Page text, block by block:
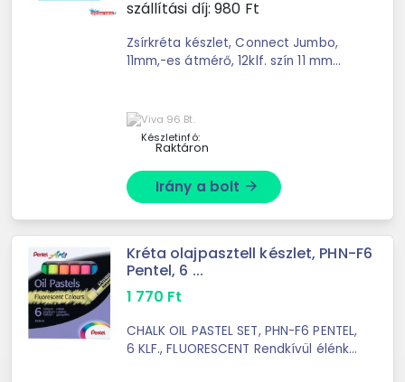
szállítási díj: 980 Ft
Zsírkréta készlet, Connect Jumbo,
11mm,-es átmérő, 12klf. szín 11 mm
Készletinfó:
Raktáron
Irány a bolt arrow_forward
Kréta olajpasztell készlet, PHN-F6
Pentel, 6 ...
1 770 Ft
CHALK OIL PASTEL SET, PHN-F6 PENTEL,
6 KLF., FLUORESCENT Rendkívül élénk